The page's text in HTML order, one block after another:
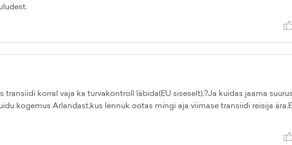
transiidi korral vaja ka turvakontroll läbida(EU siseselt).?Ja kuidas jaama suurus
kogemus Arlandast,kus lennuk ootas mingi aja viimase transiidi reisija